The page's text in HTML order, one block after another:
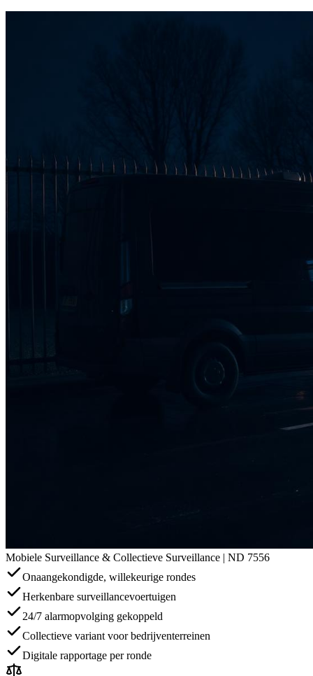
Mobiele Surveillance & Collectieve Surveillance | ND 7556
Onaangekondigde, willekeurige rondes
Herkenbare surveillancevoertuigen
24/7 alarmopvolging gekoppeld
Collectieve variant voor bedrijventerreinen
Digitale rapportage per ronde